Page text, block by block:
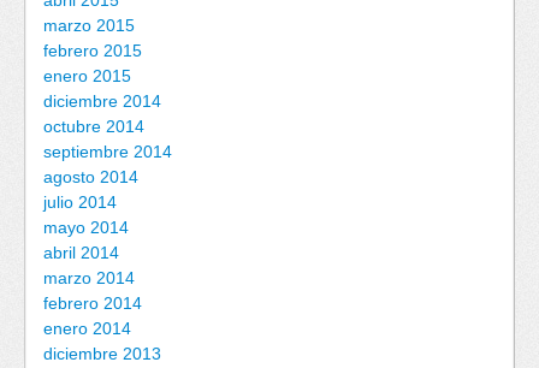
marzo 2015
febrero 2015
enero 2015
diciembre 2014
octubre 2014
septiembre 2014
agosto 2014
julio 2014
mayo 2014
abril 2014
marzo 2014
febrero 2014
enero 2014
diciembre 2013